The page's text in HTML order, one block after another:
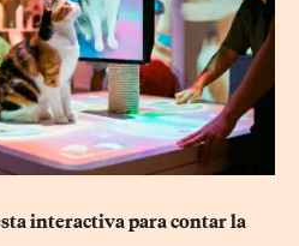
interactiva para contar la